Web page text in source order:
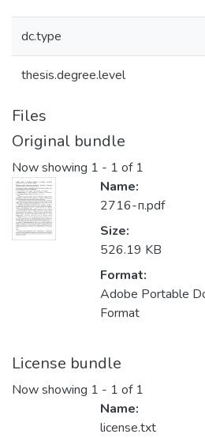
dc.type
thesis.degree.level
Files
Original bundle
Now showing 1 - 1 of 1
Name:
2716-п.pdf
Size:
526.19 KB
Format:
Adobe Portable
Format
License bundle
Now showing 1 - 1 of 1
Name:
license.txt